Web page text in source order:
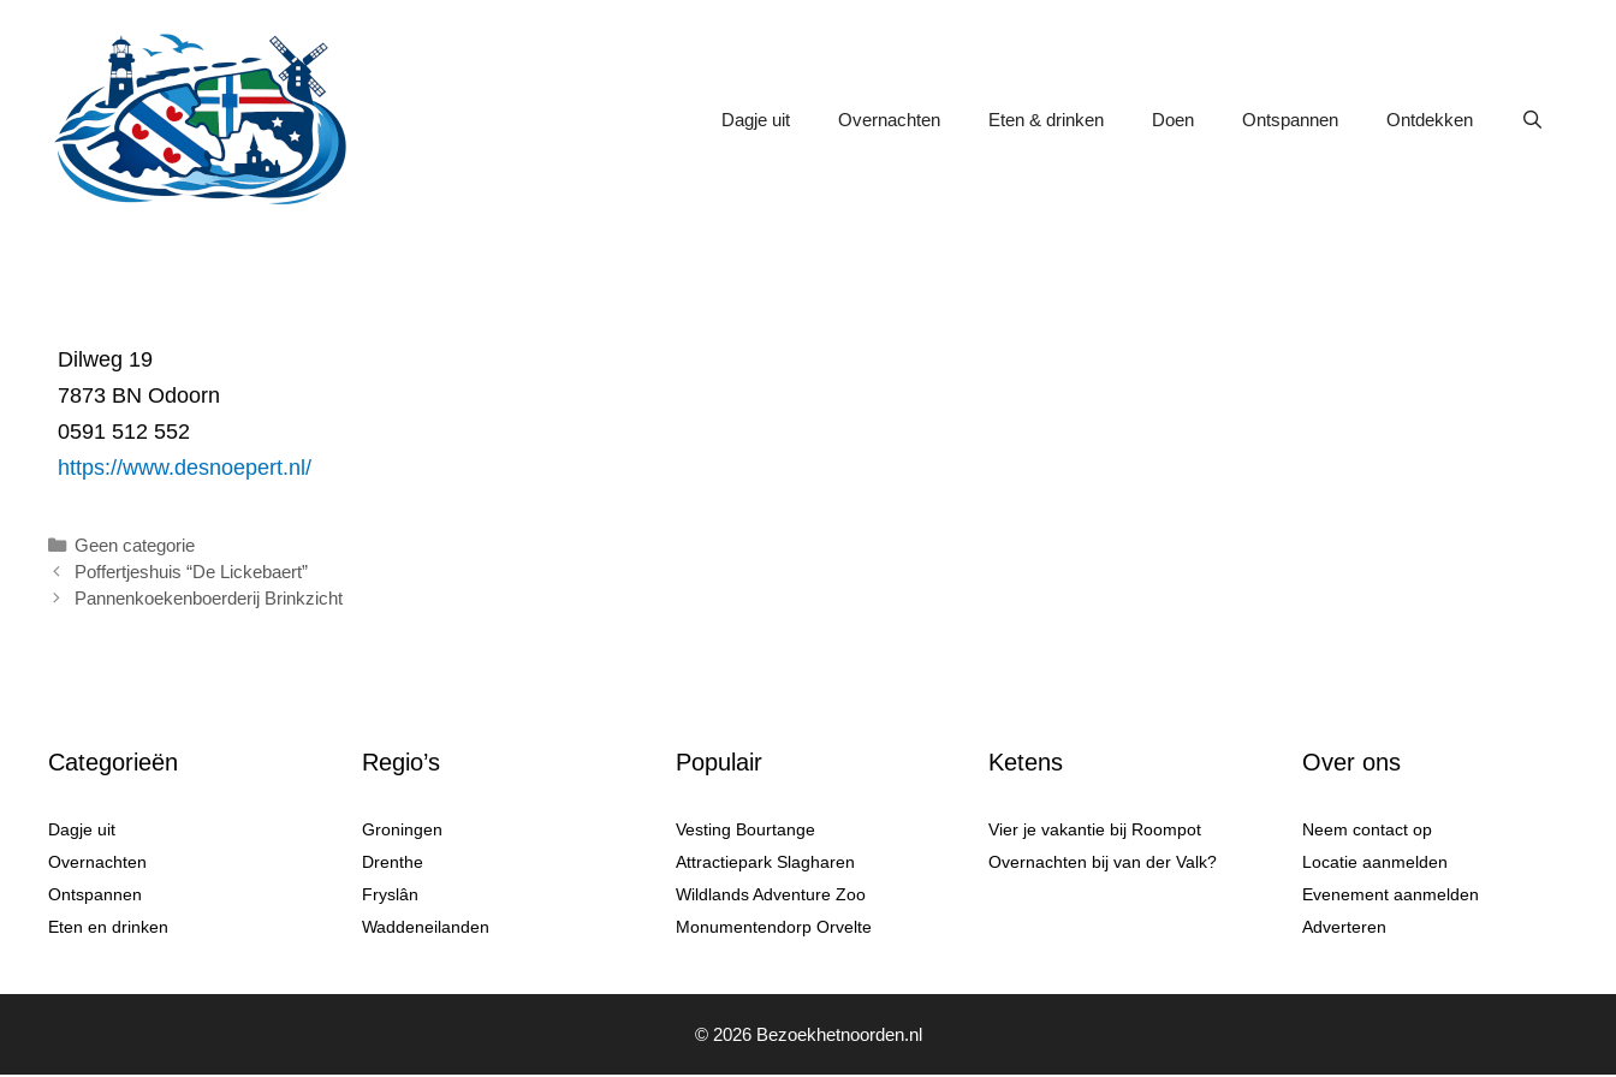
inhoud
Dagje uit Overnachten Eten & drinken Doen Ontspannen Ontdekken
Dilweg 19
7873 BN Odoorn
0591 512 552
https://www.desnoepert.nl/
Categorieën
Geen categorie
Poffertjeshuis “De Lickebaert”
Pannenkoekenboerderij Brinkzicht
Categorieën
Dagje uit
Overnachten
Ontspannen
Eten en drinken
Regio’s
Groningen
Drenthe
Fryslân
Waddeneilanden
Populair
Vesting Bourtange
Attractiepark Slagharen
Wildlands Adventure Zoo
Monumentendorp Orvelte
Ketens
Vier je vakantie bij Roompot
Overnachten bij van der Valk?
Over ons
Neem contact op
Locatie aanmelden
Evenement aanmelden
Adverteren
© 2026 Bezoekhetnoorden.nl